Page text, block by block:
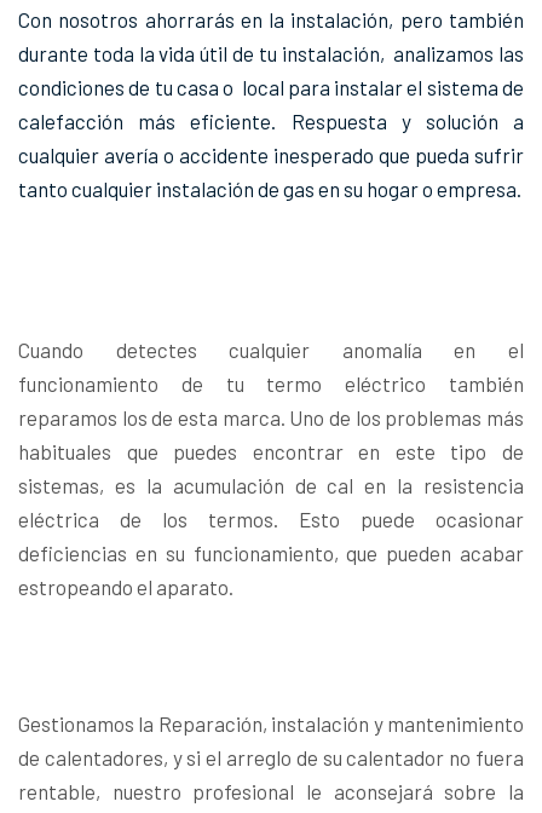
Con nosotros ahorrarás en la instalación, pero también
durante toda la vida útil de tu instalación, analizamos las
condiciones de tu casa o local para instalar el sistema de
calefacción más eficiente. Respuesta y solución a
cualquier avería o accidente inesperado que pueda sufrir
tanto cualquier instalación de gas en su hogar o empresa.
Cuando detectes cualquier anomalía en el
funcionamiento de tu termo eléctrico también
reparamos los de esta marca. Uno de los problemas más
habituales que puedes encontrar en este tipo de
sistemas, es la acumulación de cal en la resistencia
eléctrica de los termos. Esto puede ocasionar
deficiencias en su funcionamiento, que pueden acabar
estropeando el aparato.
Gestionamos la Reparación, instalación y mantenimiento
de calentadores, y si el arreglo de su calentador no fuera
rentable, nuestro profesional le aconsejará sobre la